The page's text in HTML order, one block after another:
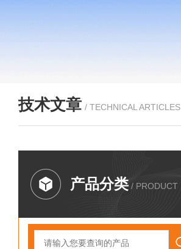
技术文章 / TECHNICAL ARTICLES
产品分类 / PRODUCT